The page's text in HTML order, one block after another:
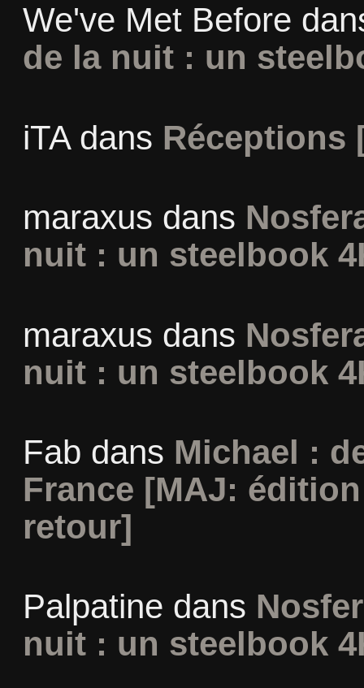
We've Met Before
de la nuit : un
iTAdans Réceptions
maraxus dans
nuit : un steelbook
maraxus dans
nuit : un steelbook
Fab dans Michael :
France [MAJ:
retour]
Palpatine dans
nuit : un steelbook